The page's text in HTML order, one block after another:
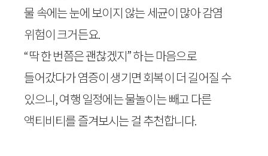
물 속에는 눈에 보이지 않는 세균이 많아 감염
위험이 크거든요.
“딱 한 번쯤은 괜찮겠지” 하는 마음으로
들어갔다가 염증이 생기면 회복이 더 길어질 수
있으니, 여행 일정에는 물놀이는 빼고 다른
액티비티를 즐겨보시는 걸 추천합니다.